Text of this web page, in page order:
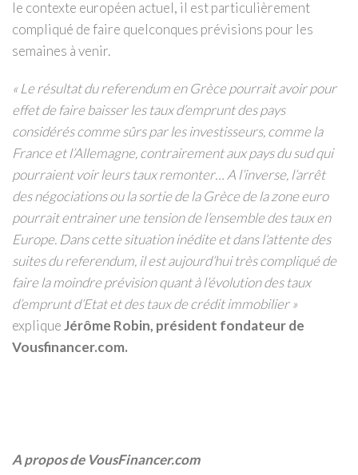
le contexte européen actuel, il est particulièrement
compliqué de faire quelconques prévisions pour les
semaines à venir.
« Le résultat du referendum en Grèce pourrait avoir pour
effet de faire baisser les taux d’emprunt des pays
considérés comme sûrs par les investisseurs, comme la
France et l’Allemagne, contrairement aux pays du sud qui
pourraient voir leurs taux remonter… A l’inverse, l’arrêt
des négociations ou la sortie de la Grèce de la zone euro
pourrait entrainer une tension de l’ensemble des taux en
Europe. Dans cette situation inédite et dans l’attente des
suites du referendum, il est aujourd’hui très compliqué de
faire la moindre prévision quant à l’évolution des taux
d’emprunt d’Etat et des taux de crédit immobilier »
expliqueJérôme Robin, président fondateur de
Vousfinancer.com.
A propos de VousFinancer.com